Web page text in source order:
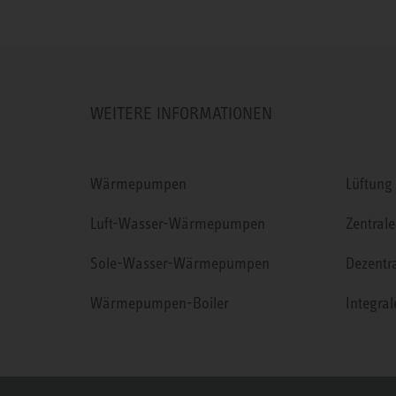
WEITERE INFORMATIONEN
Wärmepumpen
Luft-Wasser-Wärmepumpen
Sole-Wasser-Wärmepumpen
Wärmepumpen-Boiler
Lüftung